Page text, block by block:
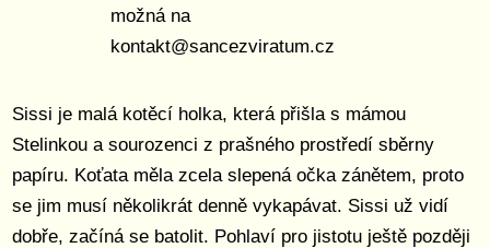
Sissi je malá kotěcí holka, která přišla s mámou
Stelinkou a sourozenci z prašného prostředí sběrny
papíru. Koťata měla zcela slepená očka zánětem, proto
se jim musí několikrát denně vykapávat. Sissi už vidí
dobře, začíná se batolit. Pohlaví pro jistotu ještě později
možná na
kontakt@sancezviratum.cz